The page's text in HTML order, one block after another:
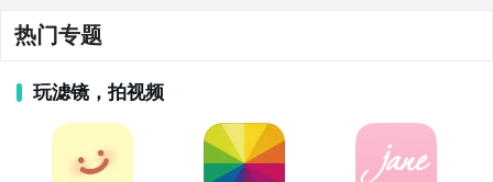
热门专题
玩滤镜，拍视频